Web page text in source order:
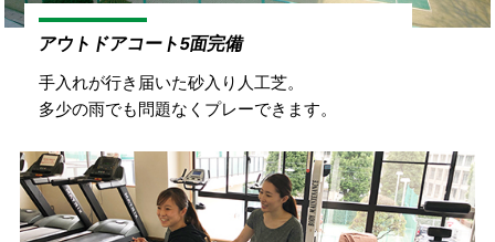
アウトドアコート5面完備
手入れが行き届いた砂入り人工芝。
多少の雨でも問題なくプレーできます。